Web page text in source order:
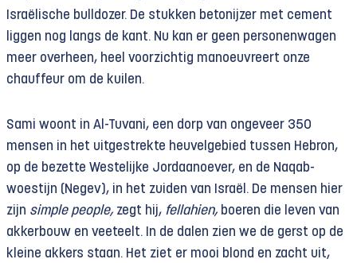
Israëlische bulldozer. De stukken betonijzer met cement
liggen nog langs de kant. Nu kan er geen personenwagen
meer overheen, heel voorzichtig manoeuvreert onze
chauffeur om de kuilen.
Sami woont in Al-Tuvani, een dorp van ongeveer 350
mensen in het uitgestrekte heuvelgebied tussen Hebron,
op de bezette Westelijke Jordaanoever, en de Naqab-
woestijn (Negev), in het zuiden van Israël. De mensen hier
zijn simple people, zegt hij, fellahien,boeren die leven van
akkerbouw en veeteelt. In de dalen zien we de gerst op de
kleine akkers staan. Het ziet er mooi blond en zacht uit,